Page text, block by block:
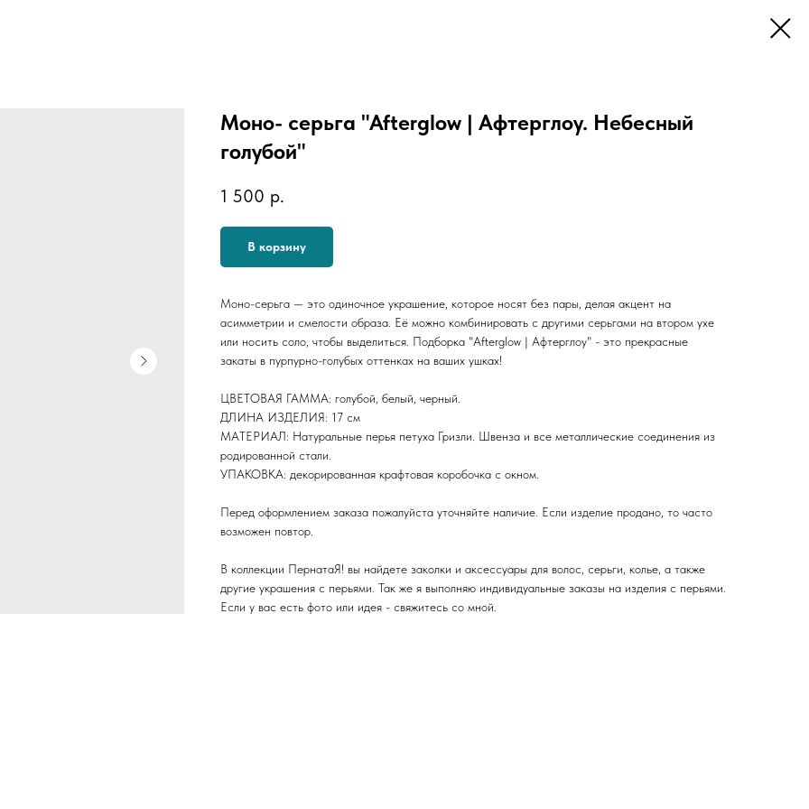
Моно- серьга "Afterglow | Афтерглоу. Небесный
голубой"
1 500 р.
В корзину
Моно-серьга — это одиночное украшение, которое носят без пары, делая акцент на
асимметрии и смелости образа. Её можно комбинировать с другими серьгами на втором ухе
или носить соло, чтобы выделиться. Подборка "Afterglow | Афтерглоу" - это прекрасные
закаты в пурпурно-голубых оттенках на ваших ушках!
ЦВЕТОВАЯ ГАММА: голубой, белый, черный.
ДЛИНА ИЗДЕЛИЯ: 17 см
МАТЕРИАЛ: Натуральные перья петуха Гризли. Швенза и все металлические соединения из
родированной стали.
УПАКОВКА: декорированная крафтовая коробочка с окном.
Перед оформлением заказа пожалуйста уточняйте наличие. Если изделие продано, то часто
возможен повтор.
В коллекции ПернатаЯ! вы найдете заколки и аксессуары для волос, серьги, колье, а также
другие украшения с перьями. Так же я выполняю индивидуальные заказы на изделия с перьями.
Если у вас есть фото или идея - свяжитесь со мной.